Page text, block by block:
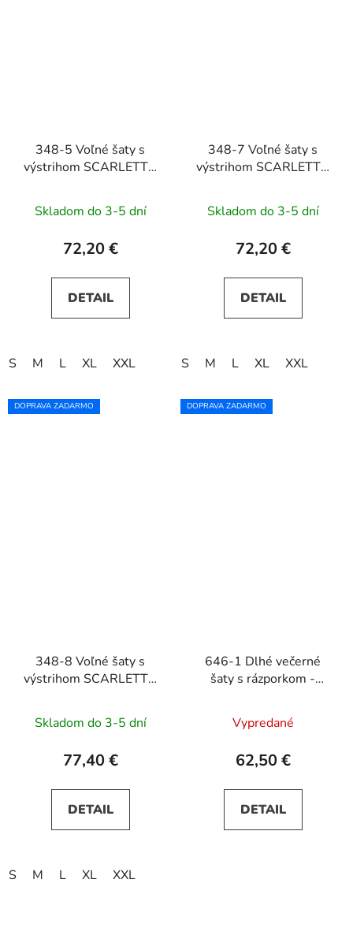
348-5 Voľné šaty s
výstrihom SCARLETT -
Skladom do 3-5 dní
72,20 €
DETAIL
S M L XL XXL
348-7 Voľné šaty s
výstrihom SCARLETT -
Skladom do 3-5 dní
72,20 €
DETAIL
S M L XL XXL
DOPRAVA ZADARMO
348-8 Voľné šaty s
výstrihom SCARLETT -
Skladom do 3-5 dní
77,40 €
DETAIL
S M L XL XXL
DOPRAVA ZADARMO
646-1 Dlhé večerné
šaty s rázporkom -
Vypredané
62,50 €
DETAIL